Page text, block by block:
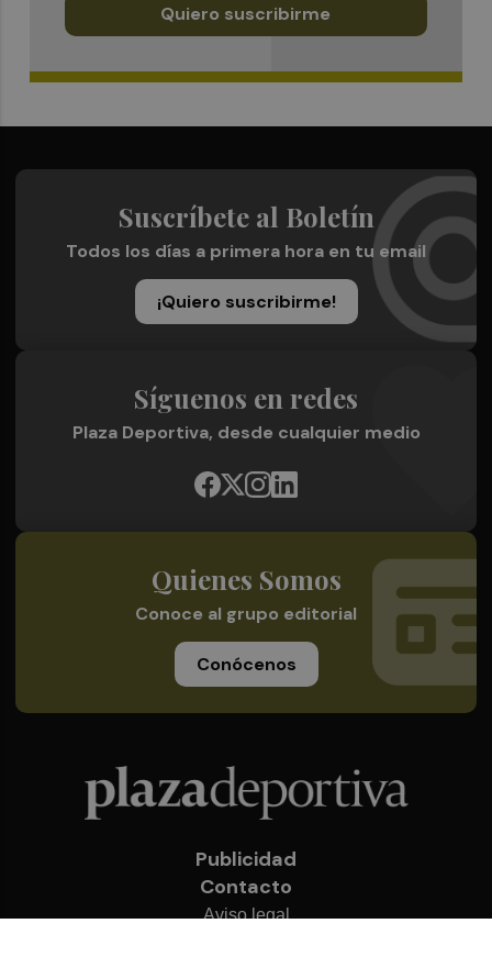
Quiero suscribirme
Suscríbete al Boletín
Todos los días a primera hora en tu email
¡Quiero suscribirme!
Síguenos en redes
Plaza Deportiva, desde cualquier medio
Quienes Somos
Conoce al grupo editorial
Conócenos
Publicidad
Contacto
Aviso legal